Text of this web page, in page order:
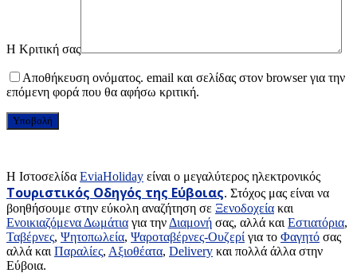
Η Κριτική σας
Αποθήκευση ονόματος. email και σελίδας στον browser για την
επόμενη φορά που θα αφήσω κριτική.
H Ιστοσελίδα EviaHoliday είναι ο μεγαλύτερος ηλεκτρονικός
Τουριστικός Οδηγός της Εύβοιας. Στόχος μας είναι να
βοηθήσουμε στην εύκολη αναζήτηση σε Ξενοδοχεία και
Ενοικιαζόμενα Δωμάτια για την Διαμονή σας, αλλά και Εστιατόρια,
Ταβέρνες, Ψητοπωλεία, Ψαροταβέρνες-Ουζερί για το Φαγητό σας
αλλά και Παραλίες, Αξιοθέατα, Delivery και πολλά άλλα στην
Εύβοια.